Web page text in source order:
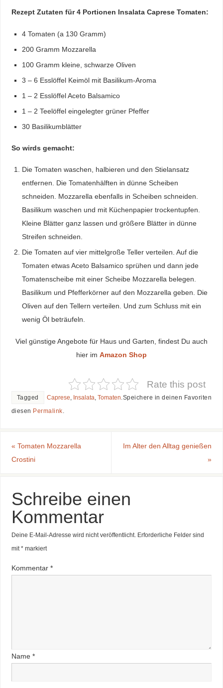
Rezept Zutaten für 4 Portionen Insalata Caprese Tomaten:
4 Tomaten (a 130 Gramm)
200 Gramm Mozzarella
100 Gramm kleine, schwarze Oliven
3 – 6 Esslöffel Keimöl mit Basilikum-Aroma
1 – 2 Esslöffel Aceto Balsamico
1 – 2 Teelöffel eingelegter grüner Pfeffer
30 Basilikumblätter
So wirds gemacht:
Die Tomaten waschen, halbieren und den Stielansatz
entfernen. Die Tomatenhälften in dünne Scheiben
schneiden. Mozzarella ebenfalls in Scheiben schneiden.
Basilikum waschen und mit Küchenpapier trockentupfen.
Kleine Blätter ganz lassen und größere Blätter in dünne
Streifen schneiden.
Die Tomaten auf vier mittelgroße Teller verteilen. Auf die
Tomaten etwas Aceto Balsamico sprühen und dann jede
Tomatenscheibe mit einer Scheibe Mozzarella belegen.
Basilikum und Pfefferkörner auf den Mozzarella geben. Die
Oliven auf den Tellern verteilen. Und zum Schluss mit ein
wenig Öl beträufeln.
Viel günstige Angebote für Haus und Garten, findest Du auch
hier im Amazon Shop
Rate this post
Tagged Caprese, Insalata, Tomaten.Speichere in deinen Favoriten
diesen Permalink.
« Tomaten Mozzarella
Crostini
Im Alter den Alltag genießen
»
Schreibe einen
Kommentar
Deine E-Mail-Adresse wird nicht veröffentlicht. Erforderliche Felder sind
mit*markiert
Kommentar *
Name *